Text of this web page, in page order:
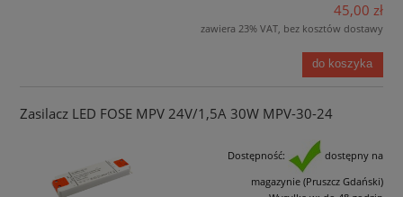
45,00 zł
zawiera 23% VAT, bez kosztów dostawy
do koszyka
Zasilacz LED FOSE MPV 24V/1,5A 30W MPV-30-24
Dostępność:
dostępny na
magazynie (Pruszcz Gdański)